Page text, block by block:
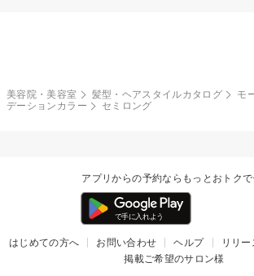
美容院・美容室 髪型・ヘアスタイルカタログ モ
デーションカラー
セミロング
アプリからの予約ならもっとおトクで
はじめての方へ お問い合わせ ヘルプ リリー
掲載ご希望のサロン様